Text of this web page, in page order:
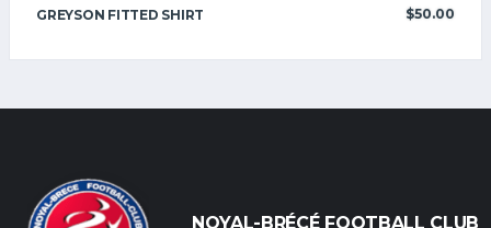
GREYSON FITTED SHIRT $50.00
NOYAL-BRÉCÉ FOOTBALL CLUB